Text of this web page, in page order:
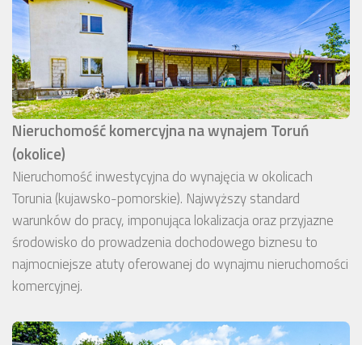
Nieruchomość komercyjna na wynajem Toruń
(okolice)
Nieruchomość inwestycyjna do wynajęcia w okolicach
Torunia (kujawsko-pomorskie). Najwyższy standard
warunków do pracy, imponująca lokalizacja oraz przyjazne
środowisko do prowadzenia dochodowego biznesu to
najmocniejsze atuty oferowanej do wynajmu nieruchomości
komercyjnej.